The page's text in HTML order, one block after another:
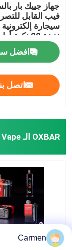
جهاز جييك بار
فيب القابل
نفخة 20
منحنية في العالم
افضل
اتصل
OXBAR الـ Vape
MAGIC MAZE2
Carmen